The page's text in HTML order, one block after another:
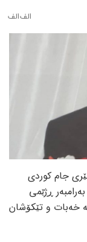
جام کوردی
ڕژێمی
خەبات و تێکۆشان